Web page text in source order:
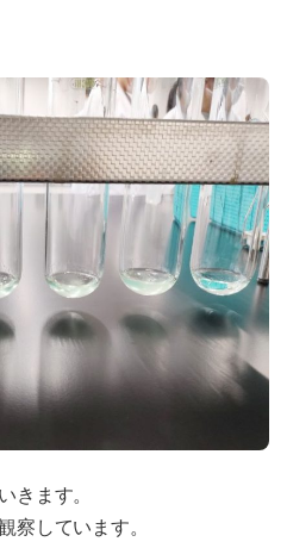
きます。
察しています。